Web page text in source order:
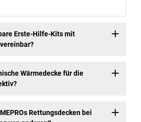
Erste-Hilfe-Kits mit
Wärmedecke für die
Rettungsdecken bei